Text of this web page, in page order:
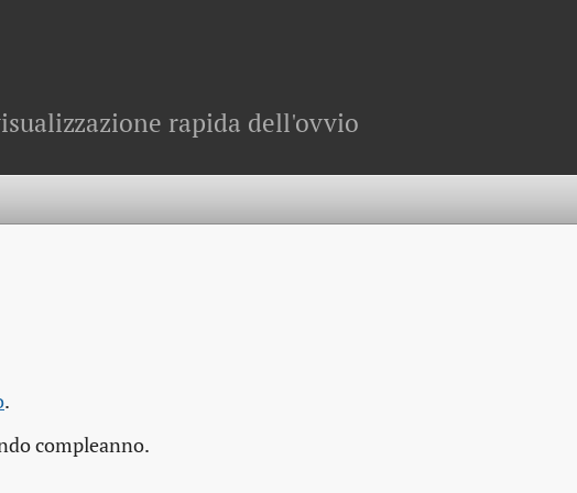
rapida dell'ovvio
.
compleanno.